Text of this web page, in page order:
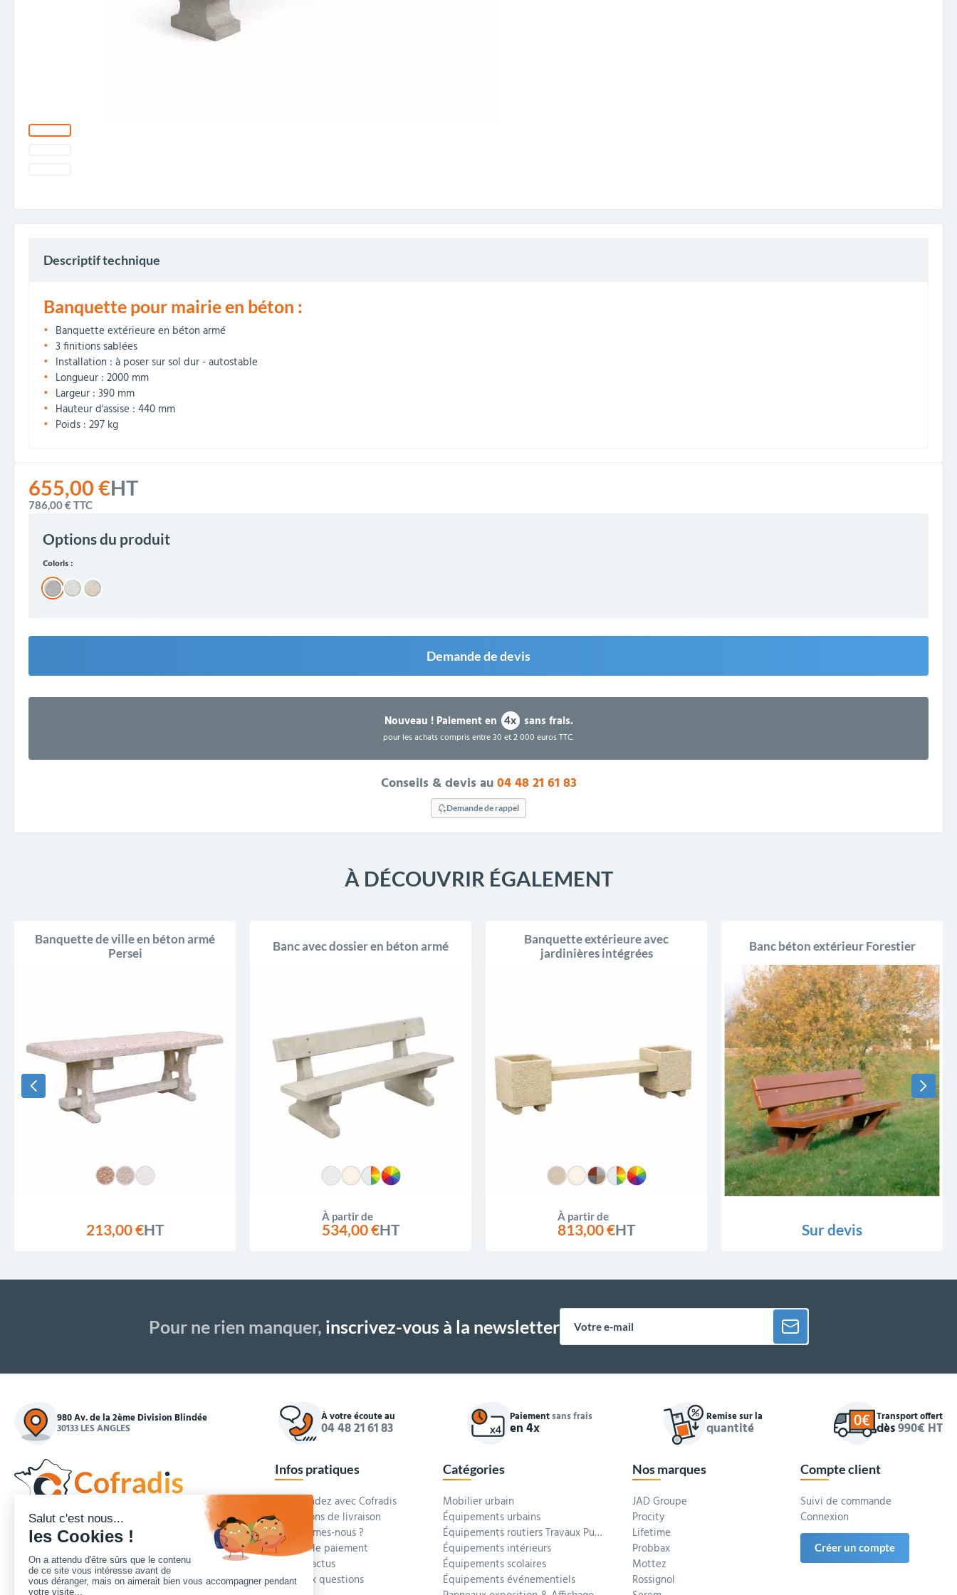
655,00 €HT
786,00 €TTC
Options du produit
Coloris :
Demande de devis
Nouveau !Paiement en 4x sans frais.
pour les achats compris entre 30 et 2 000 euros TTC.
Conseils & devis au04 48 21 61 83
Demande de rappel
Descriptif technique
Banquette pour mairie en béton :
Banquette extérieure en béton armé
3 finitions sablées
Installation : à poser sur sol dur - autostable
Longueur : 2000 mm
Largeur : 390 mm
Hauteur d'assise : 440 mm
Poids : 297 kg
À DÉCOUVRIR ÉGALEMENT
Banquette de ville en béton armé
Persei
213,00 €HT
Banc avec dossier en béton armé
À partir de
534,00 €HT
Banquette extérieure avec
jardinières intégrées
À partir de
813,00 €HT
Banc béton extérieur Forestier
Sur devis
Pour ne rien manquer, inscrivez-vous à la newsletter
980 Av. de la 2ème Division Blindée
30133 LES ANGLES
À votre écoute au
04 48 21 61 83
Paiementsans frais
en 4x
Remise sur la
quantité
Transport offert
dès990€ HT
Concepteur et fournisseur de mobilier urbain,
Cofradis répond aux besoins d'équipements des
services des collectivités locales, des entreprises
de travaux publics, lycées, écoles.
Infos pratiques
Commandez avec Cofradis
Conditions de livraison
Qui sommes-nous ?
Modes de paiement
Blog et actus
Foire aux questions
Catégories
Mobilier urbain
Équipements urbains
Équipements routiers Travaux Publics
Équipements intérieurs
Équipements scolaires
Équipements événementiels
Nos marques
JAD Groupe
Procity
Lifetime
Probbax
Mottez
Rossignol
Compte client
Suivi de commande
Connexion
Créer un compte